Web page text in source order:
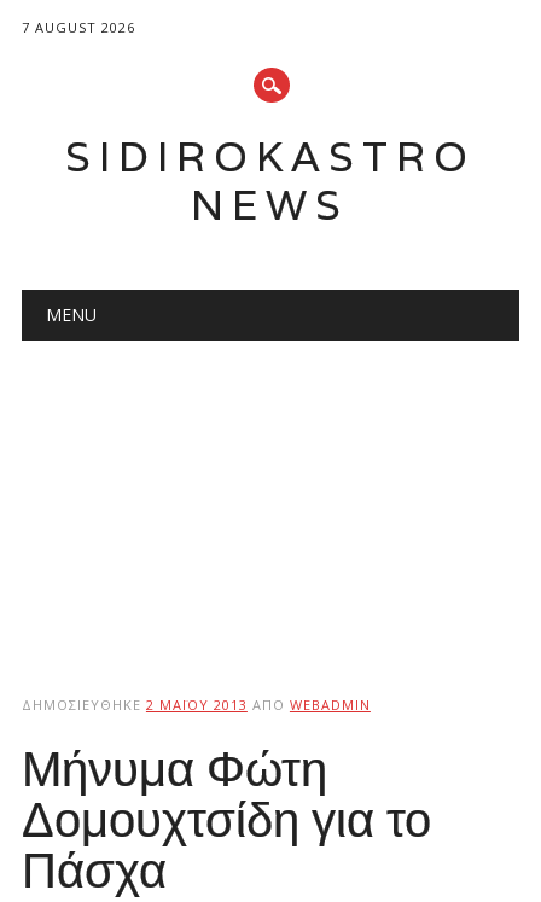
7 AUGUST 2026
SIDIROKASTRO
NEWS
Main menu
MENU
ΔΗΜΟΣΙΕΎΘΗΚΕ 2 ΜΑΪ́ΟΥ 2013 ΑΠΌ WEBADMIN
Μήνυμα Φώτη
Δομουχτσίδη για το
Πάσχα